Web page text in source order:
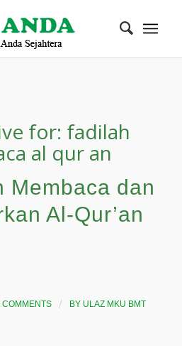
for: fadilah
al qur an
Membaca dan
Al-Qur’an
COMMENTS / BY ULAZ MKU BMT